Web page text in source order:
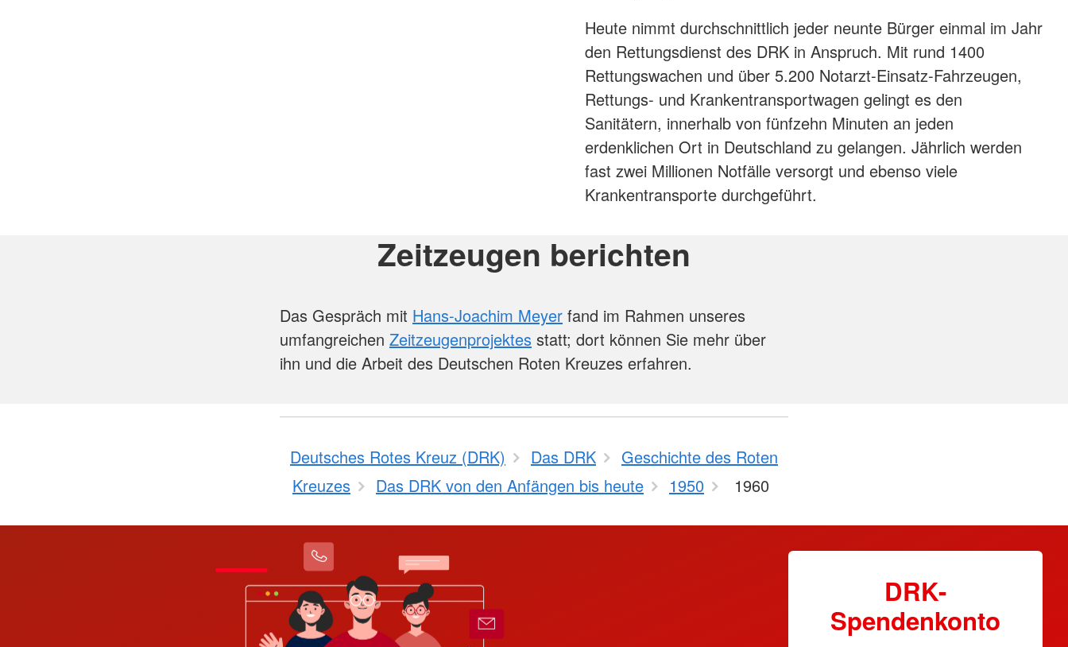
Heute nimmt durchschnittlich jeder neunte Bürger einmal im Jahr
den Rettungsdienst des DRK in Anspruch. Mit rund 1400
Rettungswachen und über 5.200 Notarzt-Einsatz-Fahrzeugen,
Rettungs- und Krankentransportwagen gelingt es den
Sanitätern, innerhalb von fünfzehn Minuten an jeden
erdenklichen Ort in Deutschland zu gelangen. Jährlich werden
fast zwei Millionen Notfälle versorgt und ebenso viele
Krankentransporte durchgeführt.
Zeitzeugen berichten
Das Gespräch mit Hans-Joachim Meyer fand im Rahmen unseres
umfangreichen Zeitzeugenprojektes statt; dort können Sie mehr über
ihn und die Arbeit des Deutschen Roten Kreuzes erfahren.
Deutsches Rotes Kreuz (DRK) Das DRK
Geschichte des Roten
Kreuzes
Das DRK von den Anfängen bis heute 1950 1960
DRK-
Spendenkonto